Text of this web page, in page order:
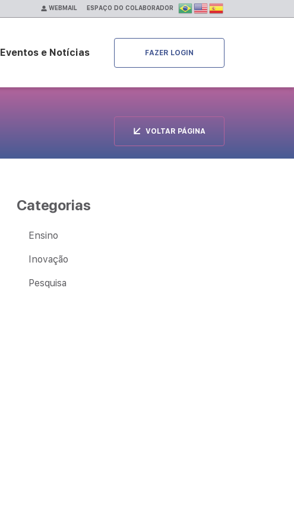
WEBMAIL ESPAÇO DO COLABORADOR
Eventos e Notícias FAZER LOGIN
VOLTAR PÁGINA
Categorias
Ensino
Inovação
Pesquisa